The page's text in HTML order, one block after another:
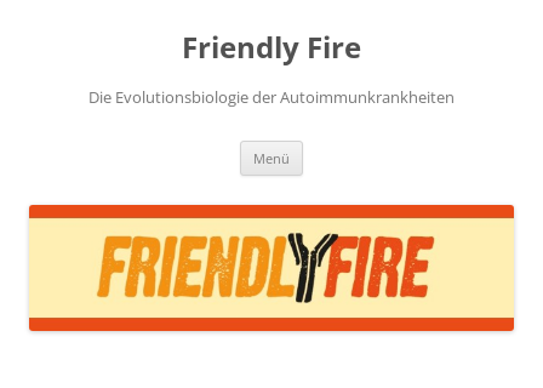
Friendly Fire
Die Evolutionsbiologie der Autoimmunkrankheiten
Menü